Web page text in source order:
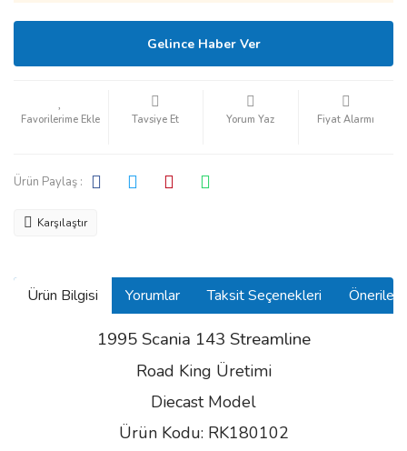
Gelince Haber Ver
Tavsiye Et Yorum Yaz Fiyat Alarmı
Ürün Paylaş :
Karşılaştır
Ürün Bilgisi Yorumlar Taksit Seçenekleri
1995 Scania 143 Streamline
Road King Üretimi
Diecast Model
Ürün Kodu: RK180102